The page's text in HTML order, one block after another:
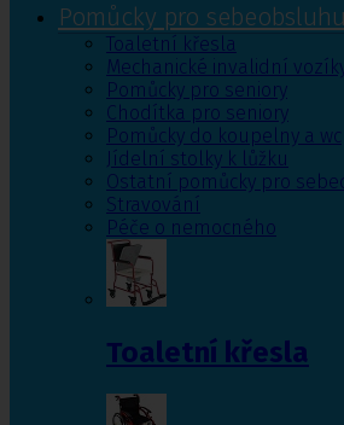
Pomůcky pro sebeobsluhu
Toaletní křesla
Mechanické invalidní
Pomůcky pro seniory
Chodítka pro seniory
Pomůcky do koupelny a wc
Jídelní stolky k lůžku
Ostatní pomůcky pro
Stravování
Péče o nemocného
Toaletní křesla